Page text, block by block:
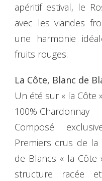
apéritif estival, le
avec les viandes
une harmonie
fruits rouges.
La Côte, Blanc de
Un été sur « la Côte »
100% Chardonnay
Composé
Premiers crus de
de Blancs « la Côte
structure racée